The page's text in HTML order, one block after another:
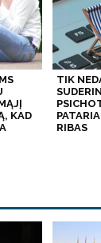
KAD
TIK
RIBAS